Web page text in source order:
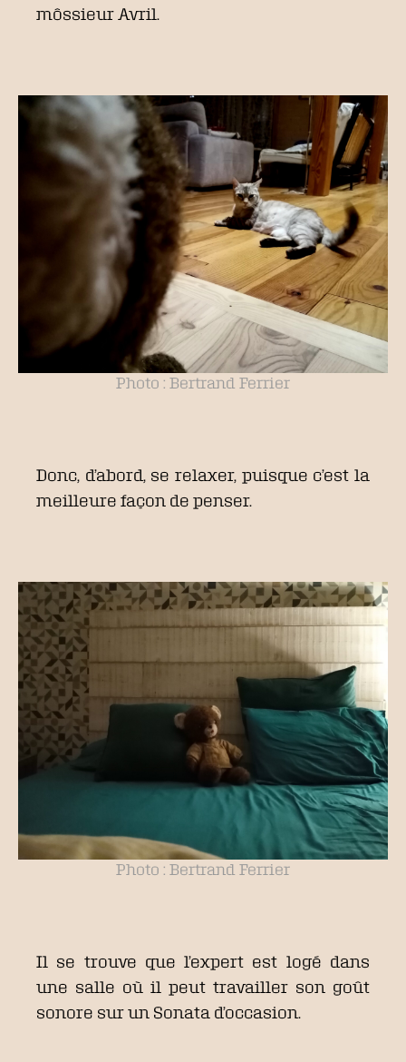
môssieur Avril.
Photo : Bertrand Ferrier
Donc, d’abord, se relaxer, puisque c’est la
meilleure façon de penser.
Photo : Bertrand Ferrier
Il se trouve que l’expert est logé dans
une salle où il peut travailler son goût
sonore sur un Sonata d’occasion.